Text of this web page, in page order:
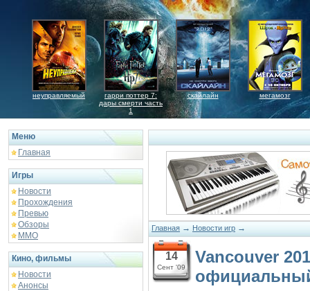
неуправляемый
гарри поттер 7:
дары смерти часть
1
скайлайн мегамозг
Меню
Главная
Игры
Новости
Прохождения
Превью
Обзоры
ММО
Кино, фильмы
Новости
Анонсы
Главная → Новости игр →
14
Сент '09
Vancouver